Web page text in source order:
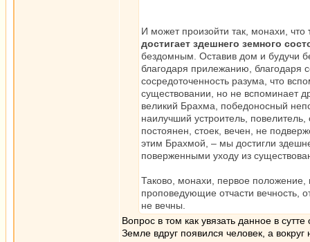
И может произойти так, монахи, что
достигает здешнего земного
бездомным. Оставив дом и будучи
благодаря прилежанию, благодаря
сосредоточенность разума, что
существовании, но не вспоминает
великий Брахма, победоносный
наилучший устроитель,
постоянен, стоек, вечен, не
этим Брахмой, – мы достигли
поверженными уходу из
Таково, монахи, первое положение,
проповедующие отчасти вечность,
не вечны.
Вопрос в том как увязать данное в
Земле вдруг появился человек, а вокруг